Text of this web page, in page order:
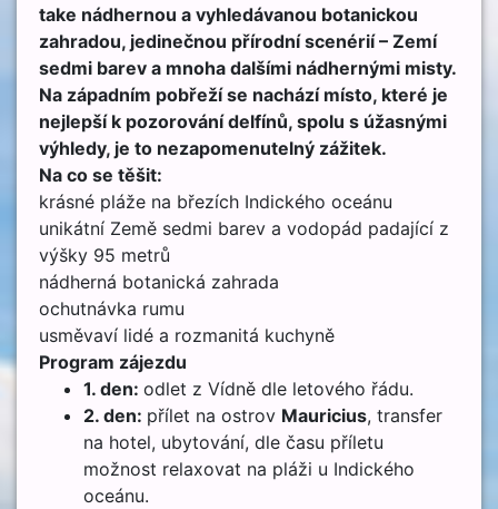
take nádhernou a vyhledávanou botanickou
zahradou, jedinečnou přírodní scenérií – Zemí
sedmi barev a mnoha dalšími nádhernými misty.
Na západním pobřeží se nachází místo, které je
nejlepší k pozorování delfínů, spolu s úžasnými
výhledy, je to nezapomenutelný zážitek.
Na co se těšit:
krásné pláže na březích Indického oceánu
unikátní Země sedmi barev a vodopád padající z
výšky 95 metrů
nádherná botanická zahrada
ochutnávka rumu
usměvaví lidé a rozmanitá kuchyně
Program zájezdu
1. den: odlet z Vídně dle letového řádu.
2. den: přílet na ostrov Mauricius, transfer
na hotel, ubytování, dle času příletu
možnost relaxovat na pláži u Indického
oceánu.